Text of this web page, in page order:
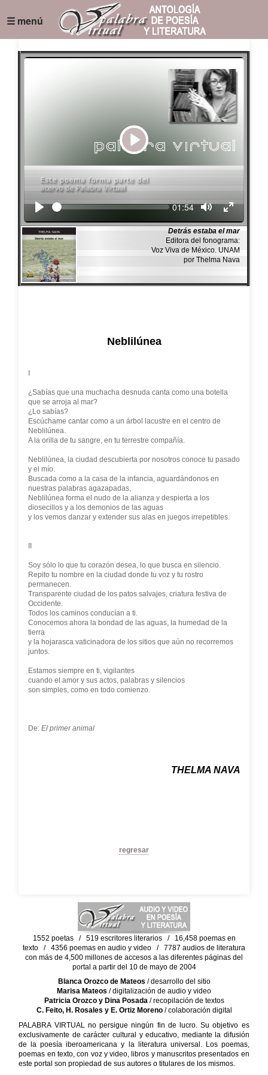
☰ menú
Play
Seek Current
01:54
Detrás estaba el mar
Editora del fonograma:
Voz Viva de México. UNAM
por Thelma Nava
Neblilúnea
¿Sabías que una muchacha desnuda canta como una botella
que se arroja al mar?
¿Lo sabías?
Escúchame cantar como a un árbol lacustre en el centro de
Neblilúnea.
A la orilla de tu sangre, en tu terrestre compañía.
Neblilúnea, la ciudad descubierta por nosotros conoce tu pasado
y el mío.
Buscada como a la casa de la infancia, aguardándonos en
nuestras palabras agazapadas,
Neblilúnea forma el nudo de la alianza y despierta a los
diosecillos y a los demonios de las aguas
y los vemos danzar y extender sus alas en juegos irrepetibles.
Soy sólo lo que tu corazón desea, lo que busca en silencio.
Repito tu nombre en la ciudad donde tu voz y tu rostro
permanecen.
Transparente ciudad de los patos salvajes, criatura festiva de
Occidente.
Todos los caminos conducían a ti.
Conocemos ahora la bondad de las aguas, la humedad de la
tierra
y la hojarasca vaticinadora de los sitios que aún no recorremos
juntos.
Estamos siempre en ti, vigilantes
cuando el amor y sus actos, palabras y silencios
son simples, como en todo comienzo.
De: El primer animal
THELMA NAVA
regresar
1552 poetas / 519 escritores literarios / 16,458 poemas en
texto / 4356 poemas en audio y video / 7787 audios de literatura
con más de 4,500 millones de accesos a las diferentes páginas del
portal a partir del 10 de mayo de 2004
Blanca Orozco de Mateos / desarrollo del sitio
Marisa Mateos / digitalización de audio y video
Patricia Orozco y Dina Posada/ recopilación de textos
C. Feito, H. Rosales y E. Ortiz Moreno/ colaboración digital
PALABRA VIRTUAL no persigue ningún fin de lucro. Su objetivo es
exclusivamente de carácter cultural y educativo, mediante la difusión
de la poesía iberoamericana y la literatura universal. Los poemas,
poemas en texto, con voz y video, libros y manuscritos presentados en
este portal son propiedad de sus autores o titulares de los mismos.